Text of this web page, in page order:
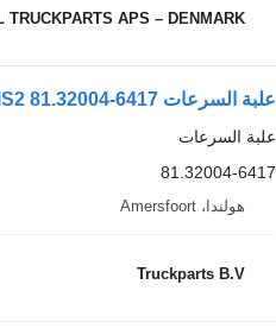
TRUCKPARTS APS – DENMARK
علبة السرعات MAN GRS905R/TMS2 81.32004-6417 لـ الشاحنات MAN TGS/TGX
علبة السرعات
81.32004-6417
هولندا، Amersfoort
Truckparts B.V